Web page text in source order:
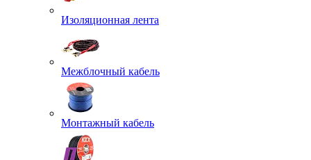
Изоляционная лента
Межблочный кабель
Монтажный кабель